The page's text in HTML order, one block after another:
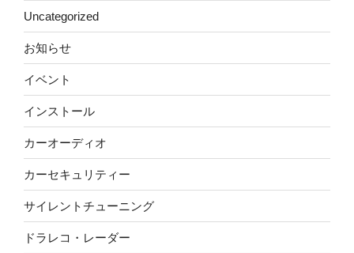
Uncategorized
お知らせ
イベント
インストール
カーオーディオ
カーセキュリティー
サイレントチューニング
ドラレコ・レーダー